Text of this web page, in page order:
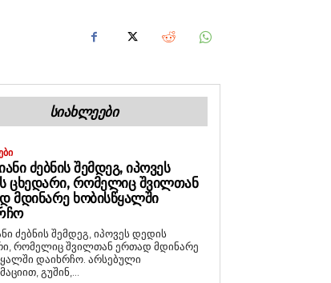
ᲡᲘᲐᲮᲚᲔᲔᲑᲘ
ᲫᲔᲑᲜᲘᲡ ᲨᲔᲛᲓᲔᲒ, ᲘᲞᲝᲕᲔᲡ
ᲪᲮᲔᲓᲐᲠᲘ, ᲠᲝᲛᲔᲚᲘᲪ ᲨᲕᲘᲚᲗᲐᲜ
ᲛᲓᲘᲜᲐᲠᲔ ᲮᲝᲑᲘᲡᲬᲧᲐᲚᲨᲘ
ძებნის შემდეგ, იპოვეს დედის
რომელიც შვილთან ერთად მდინარე
დაიხრჩო. არსებული
გუშინ,...